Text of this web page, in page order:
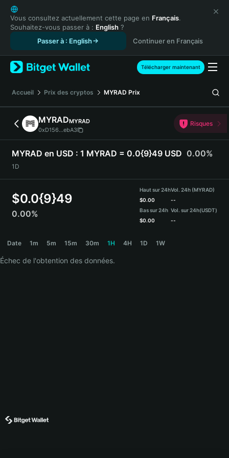
English
日本語
Tiếng Việt
Español (Latinoamérica)
Türkçe
Français
Deutsch
简体中文
繁體中文
Português (Portugal)
Bahasa Indonesia
ภาษาไทย
हिन्दी
Español
Português (Brasil)
Vous consultez actuellement cette page en Français.
Souhaitez-vous passer à : English ?
Passer à : English
Continuer en Français
Télécharger maintenant
Accueil Prix des cryptos MYRAD Prix
MYRADMYRAD
0xD156...ebA3
Risques
MYRAD en USD : 1 MYRAD = 0.0{9}49 USD 0.00%
1D
$0.0{9}49
0.00%
Haut sur 24h
$0.00
Bas sur 24h
$0.00
Vol. 24h (MYRAD)
--
Vol. sur 24h(USDT)
--
Date 1m 5m 15m 30m 1H 4H 1D 1W
Échec de l'obtention des données.